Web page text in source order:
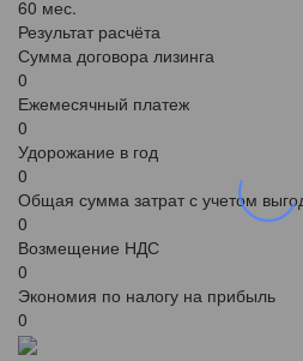
60 мес.
Результат расчёта
Сумма договора лизинга
0
Ежемесячный платеж
0
Удорожание в год
0
Общая сумма затрат с учетом
0
Возмещение НДС
0
Экономия по налогу на прибыль
0